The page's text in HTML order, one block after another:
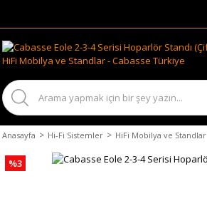
Anasayfa Hi-Fi Sistemler HiFi Mobilya ve Standlar
%3